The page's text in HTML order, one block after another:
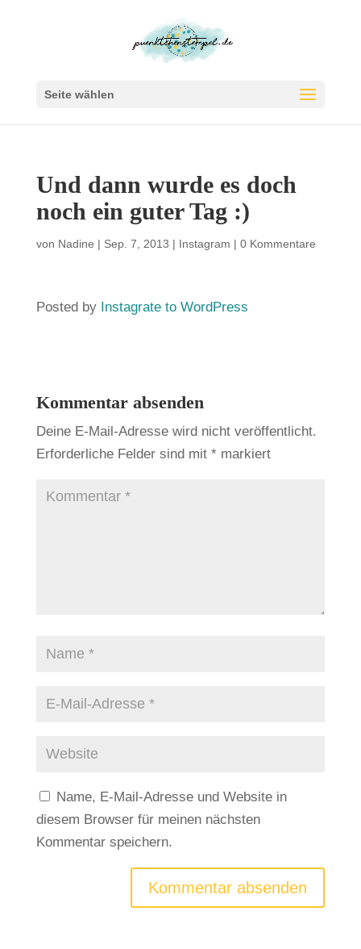
Seite wählen
Und dann wurde es doch
noch ein guter Tag :)
von Nadine | Sep. 7, 2013 | Instagram | 0 Kommentare
Posted by Instagrate to WordPress
Kommentar absenden
Deine E-Mail-Adresse wird nicht veröffentlicht.
Erforderliche Felder sind mit *markiert
Name, E-Mail-Adresse und Website in
diesem Browser für meinen nächsten
Kommentar speichern.